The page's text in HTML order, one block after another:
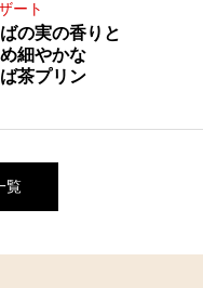
ート
の実の香りと
細やかな
茶プリン
覧